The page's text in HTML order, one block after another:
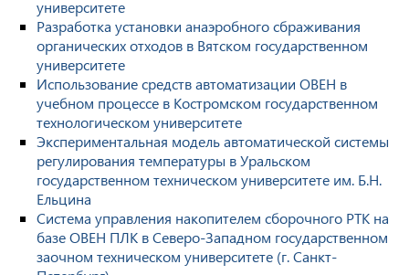
университете
Разработка установки анаэробного сбраживания
органических отходов в Вятском государственном
университете
Использование средств автоматизации ОВЕН в
учебном процессе в Костромском государственном
технологическом университете
Экспериментальная модель автоматической системы
регулирования температуры в Уральском
государственном техническом университете им. Б.Н.
Ельцина
Система управления накопителем сборочного РТК на
базе ОВЕН ПЛК в Северо-Западном государственном
заочном техническом университете (г. Санкт-